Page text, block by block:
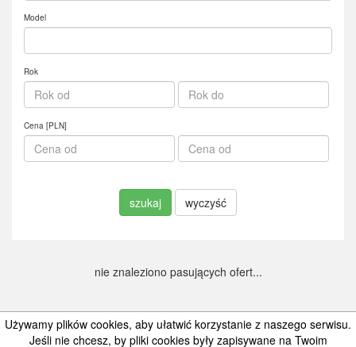
Model
Rok
Cena [PLN]
szukaj wyczyść
nie znaleziono pasujących ofert...
Używamy plików cookies, aby ułatwić korzystanie z naszego serwisu.
Jeśli nie chcesz, by pliki cookies były zapisywane na Twoim